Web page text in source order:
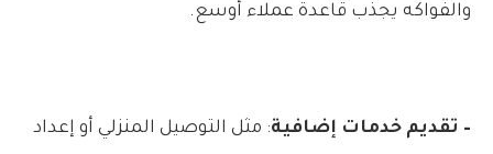
والفواكه يجذب قاعدة عملاء أوسع.
– تقديم خدمات إضافية: مثل التوصيل المنزلي أو إعداد